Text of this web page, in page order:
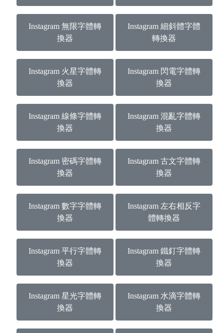
Instagram 無限字體轉
換器
Instagram 細斜體字體
轉換器
Instagram 火星字體轉
換器
Instagram 閃電字體轉
換器
Instagram 線條字體轉
換器
Instagram 混亂字體轉
換器
Instagram 密碼字體轉
換器
Instagram 古文字體轉
換器
Instagram 數字字體轉
換器
Instagram 左右相反字
體轉換器
Instagram 平行字體轉
換器
Instagram 鐵釘字體轉
換器
Instagram 星光字體轉
換器
Instagram 水滴字體轉
換器